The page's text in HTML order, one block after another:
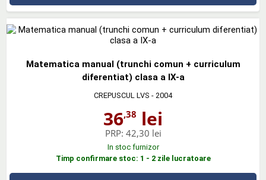
Matematica manual (trunchi comun + curriculum
diferentiat) clasa a IX-a
CREPUSCUL LVS - 2004
36,38 lei
PRP: 42,30 lei
In stoc furnizor
Timp confirmare stoc: 1 - 2 zile lucratoare